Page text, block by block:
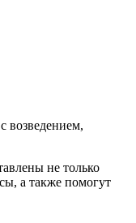
возведением,
не только
а также помогут